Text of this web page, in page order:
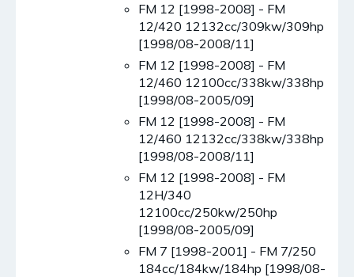
FM 12 [1998-2008] - FM
12/420 12132cc/309kw/309hp
[1998/08-2008/11]
FM 12 [1998-2008] - FM
12/460 12100cc/338kw/338hp
[1998/08-2005/09]
FM 12 [1998-2008] - FM
12/460 12132cc/338kw/338hp
[1998/08-2008/11]
FM 12 [1998-2008] - FM
12H/340
12100cc/250kw/250hp
[1998/08-2005/09]
FM 7 [1998-2001] - FM 7/250
184cc/184kw/184hp [1998/08-